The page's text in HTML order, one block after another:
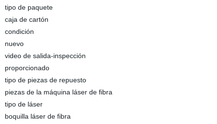
tipo de paquete
caja de cartón
condición
nuevo
video de salida-inspección
proporcionado
tipo de piezas de repuesto
piezas de la máquina láser de fibra
tipo de láser
boquilla láser de fibra